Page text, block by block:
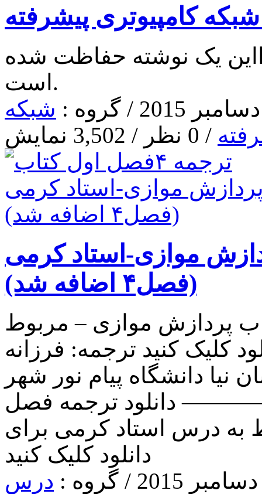
کامپیوتری پیشرفته
یک نوشته حفاظت شده
است.
شبکه
/ 0 نظر / 3,502 نمایش
پردازش موازی-استاد کرمی
(فصل۴ اضافه شد)
اول کتاب پردازش موازی – مربوط
کلیک کنید ترجمه: فرزانه
نیا دانشگاه پیام نور شهر
دانلود ترجمه فصل
به درس استاد کرمی برای
درس